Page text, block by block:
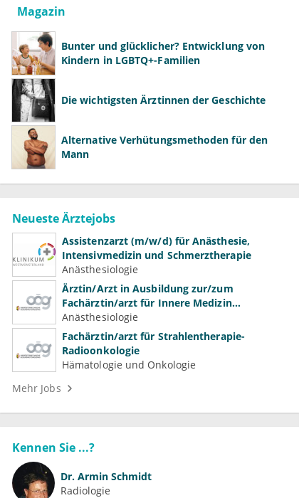
Magazin
Bunter und glücklicher? Entwicklung von
Kindern in LGBTQ+-Familien
Die wichtigsten Ärztinnen der Geschichte
Alternative Verhütungsmethoden für den
Mann
Neueste Ärztejobs
Assistenzarzt (m/w/d) für Anästhesie,
Intensivmedizin und Schmerztherapie
Anästhesiologie
Ärztin/Arzt in Ausbildung zur/zum
Fachärztin/arzt für Innere Medizin
(Kardiologie, Nephrologie, Intensivmedizin)
Anästhesiologie
Fachärztin/arzt für Strahlentherapie-
Radioonkologie
Hämatologie und Onkologie
Mehr Jobs
Kennen Sie ...?
Dr. Armin Schmidt
Radiologie